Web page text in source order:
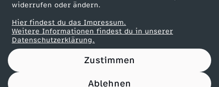
widerrufen oder ändern.
Hier findest du das Impressum.
Weitere Informationen findest du in unserer
Datenschutzerklärung.
Zustimmen
Ablehnen
u
d
Partner